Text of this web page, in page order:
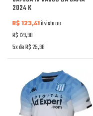
2024 K
R$ 123,41à vista ou
R$ 129,90
5x de R$ 25,98